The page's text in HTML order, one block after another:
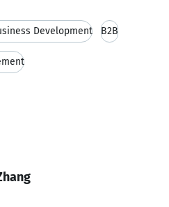
Development B2B